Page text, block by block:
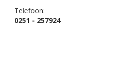
Telefoon:
0251 - 257924